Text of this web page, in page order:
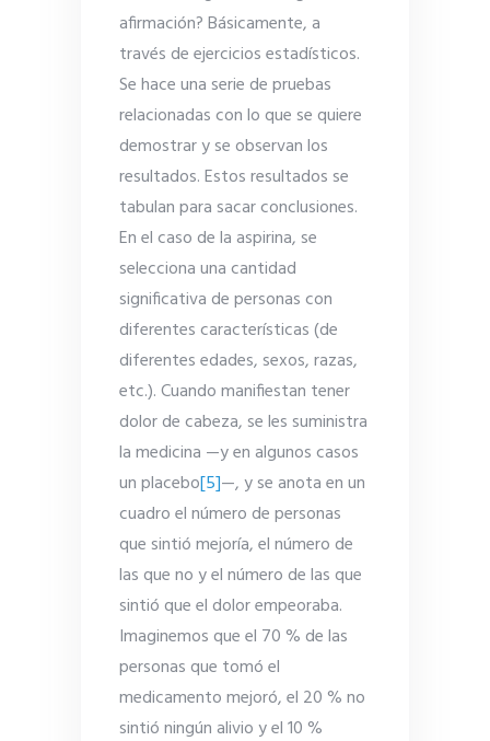
afirmación? Básicamente, a
través de ejercicios estadísticos.
Se hace una serie de pruebas
relacionadas con lo que se quiere
demostrar y se observan los
resultados. Estos resultados se
tabulan para sacar conclusiones.
En el caso de la aspirina, se
selecciona una cantidad
significativa de personas con
diferentes características (de
diferentes edades, sexos, razas,
etc.). Cuando manifiestan tener
dolor de cabeza, se les suministra
la medicina —y en algunos casos
un placebo[5]—, y se anota en un
cuadro el número de personas
que sintió mejoría, el número de
las que no y el número de las que
sintió que el dolor empeoraba.
Imaginemos que el 70 % de las
personas que tomó el
medicamento mejoró, el 20 % no
sintió ningún alivio y el 10 %